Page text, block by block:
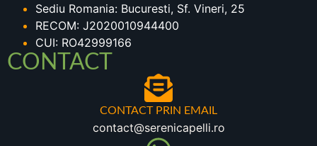
Sediu Romania: Bucuresti, Sf. Vineri, 25
RECOM: J2020010944400
CUI: RO42999166
CONTACT
CONTACT PRIN EMAIL
contact@serenicapelli.ro